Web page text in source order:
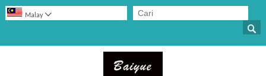

Malay 